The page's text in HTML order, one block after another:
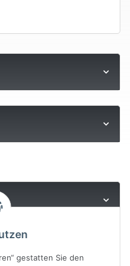
gestatten Sie den